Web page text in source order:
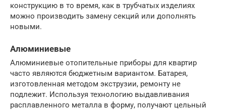
конструкцию в то время, как в трубчатых изделиях
можно производить замену секций или дополнять
новыми.
Алюминиевые
Алюминиевые отопительные приборы для квартир
часто являются бюджетным вариантом. Батарея,
изготовленная методом экструзии, ремонту не
подлежит. Используя технологию выдавливания
расплавленного металла в форму, получают цельный